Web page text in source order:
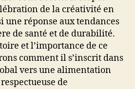
de la créativité en
une réponse aux tendances
de santé et de durabilité.
et l’importance de ce
comment il s’inscrit dans
vers une alimentation
de